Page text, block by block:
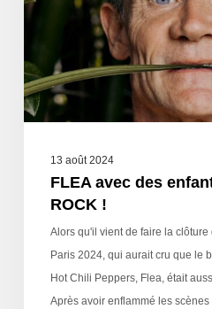
13 août 2024
FLEA avec des
ROCK !
Alors qu'il vient de faire la
Paris 2024, qui aurait cru que le
Hot Chili Peppers, Flea, était
Après avoir enflammé les